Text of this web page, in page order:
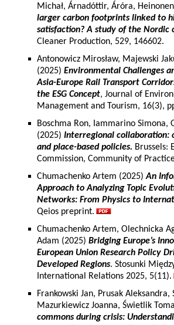
Michał, Árnadóttir, Áróra,
larger carbon footprints linked to
satisfaction? A study of the Nordic
Cleaner Production, 529, 146602.
Antonowicz Mirosław, Majewski
(2025) Environmental Challenges
Asia-Europe Rail Transport
the ESG Concept, Journal of
Management and Tourism, 16(3),
Boschma Ron, Iammarino Simona,
(2025) Interregional collaboration:
and place-based policies. Brussels:
Commission, Community of
Chumachenko Artem (2025)An
Approach to Analyzing Topic
Networks: From Physics to
Qeios preprint.
Chumachenko Artem, Olechnicka
Adam (2025) Bridging Europe’s
European Union Research Policy
Developed Regions. Stosunki
International Relations 2025, 5(11).
Frankowski Jan, Prusak Aleksandra,
Mazurkiewicz Joanna, Świetlik
commons during crisis: